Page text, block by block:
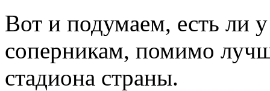
Вот и подумаем, есть ли
соперникам, помимо
стадиона страны.